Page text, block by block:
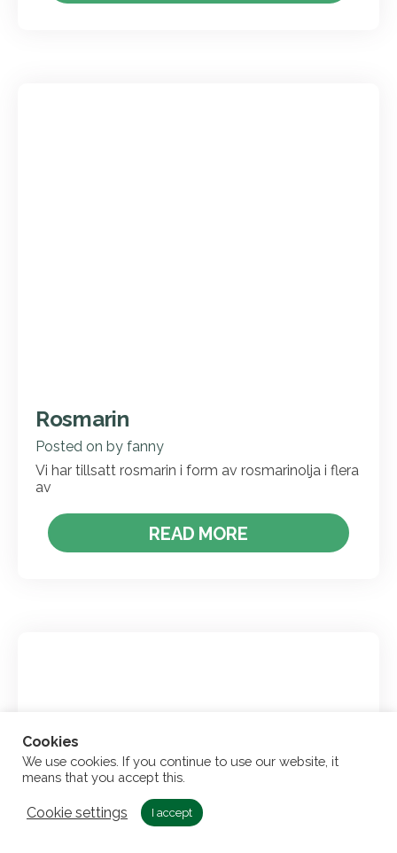
Rosmarin
Posted on by fanny
Vi har tillsatt rosmarin i form av rosmarinolja i flera
av
READ MORE
Cookies
We use cookies. If you continue to use our website, it
means that you accept this.
Cookie settings I accept